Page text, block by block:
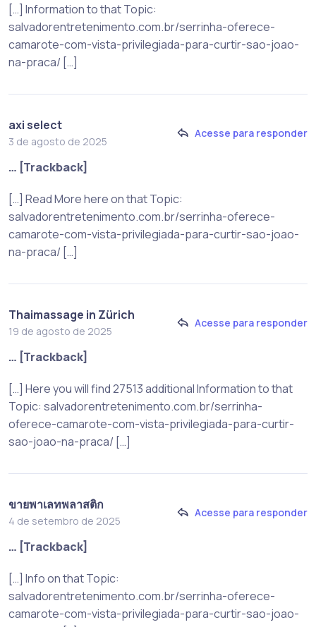
[…] Information to that Topic:
salvadorentretenimento.com.br/serrinha-oferece-
camarote-com-vista-privilegiada-para-curtir-sao-joao-
na-praca/ […]
axi select
3 de agosto de 2025
Acesse para responder
… [Trackback]
[…] Read More here on that Topic:
salvadorentretenimento.com.br/serrinha-oferece-
camarote-com-vista-privilegiada-para-curtir-sao-joao-
na-praca/ […]
Thaimassage in Zürich
19 de agosto de 2025
Acesse para responder
… [Trackback]
[…] Here you will find 27513 additional Information to that
Topic: salvadorentretenimento.com.br/serrinha-
oferece-camarote-com-vista-privilegiada-para-curtir-
sao-joao-na-praca/ […]
ขายพาเลทพลาสติก
4 de setembro de 2025
Acesse para responder
… [Trackback]
[…] Info on that Topic:
salvadorentretenimento.com.br/serrinha-oferece-
camarote-com-vista-privilegiada-para-curtir-sao-joao-